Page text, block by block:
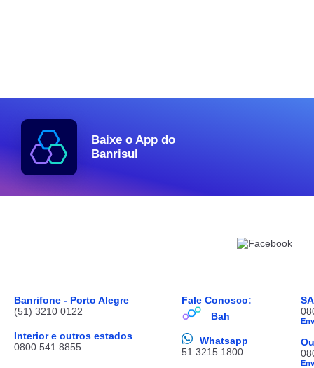
Baixe o App do
Banrisul
Banrifone - Porto Alegre
(51) 3210 0122
Interior e outros estados
0800 541 8855
Fale Conosco:
Bah
Whatsapp
51 3215 1800